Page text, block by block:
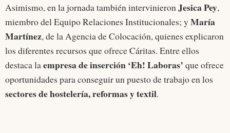
Asimismo, en la jornada también intervinieronJesica Pey,
miembro del Equipo Relaciones Institucionales; yMaría
Martínez, de la Agencia de Colocación, quienes explicaron
los diferentes recursos que ofrece Cáritas. Entre ellos
destaca laempresa de inserción ‘Eh! Laboras’ que ofrece
oportunidades para conseguir un puesto de trabajo en los
sectores de hostelería, reformas y textil.